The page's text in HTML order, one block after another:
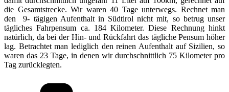
die Gesamtstrecke. Wir waren 40 Tage unterwegs. Rechnet man
den 9- tägigen Aufenthalt in Südtirol nicht mit, so betrug unser
tägliches Fahrpensum ca. 184 Kilometer. Diese Rechnung hinkt
natürlich, da bei der Hin- und Rückfahrt das tägliche Pensum höher
lag. Betrachtet man lediglich den reinen Aufenthalt auf Sizilien, so
waren das 23 Tage, in denen wir durchschnittlich 75 Kilometer pro
Tag zurücklegten.